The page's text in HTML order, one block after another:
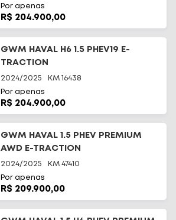
Por apenas
R$ 204.900,00
GWM HAVAL H6 1.5 PHEV19 E-
TRACTION
2024/2025 KM 16438
Por apenas
R$ 204.900,00
GWM HAVAL 1.5 PHEV PREMIUM
AWD E-TRACTION
2024/2025 KM 47410
Por apenas
R$ 209.900,00